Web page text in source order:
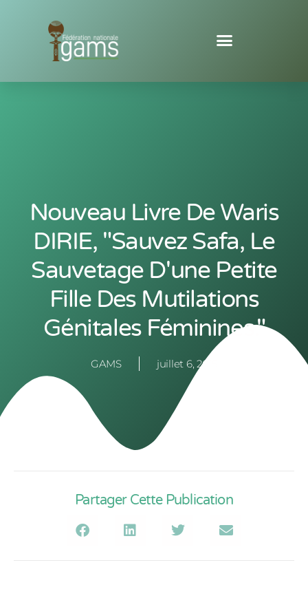
Nouveau Livre De Waris
DIRIE, "Sauvez Safa, Le
Sauvetage D'une Petite
Fille Des Mutilations
Génitales Féminines."
GAMS juillet 6, 2015
Partager Cette Publication